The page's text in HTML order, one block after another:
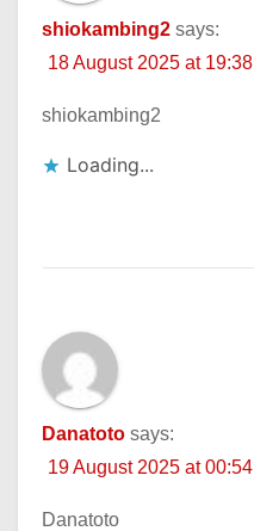
shiokambing2 says:
18 August 2025 at 19:38
shiokambing2
Loading...
Danatoto says:
19 August 2025 at 00:54
Danatoto